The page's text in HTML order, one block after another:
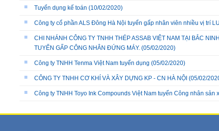
Tuyển dụng kế toán (10/02/2020)
Công ty cổ phần ALS Đông Hà Nội tuyển gấp nhân viên nhiều vị trí
CHI NHÁNH CÔNG TY TNHH THÉP ASSAB VIỆT NAM TẠI BẮC
TUYỂN GẤP CÔNG NHÂN ĐỨNG MÁY. (05/02/2020)
Công ty TNHH Tenma Việt Nam tuyển dụng (05/02/2020)
CÔNG TY TNHH CƠ KHÍ VÀ XÂY DỰNG KP - CN HÀ NỘI (05/02/
Công ty TNHH Toyo Ink Compounds Việt Nam tuyển Công nhân sản